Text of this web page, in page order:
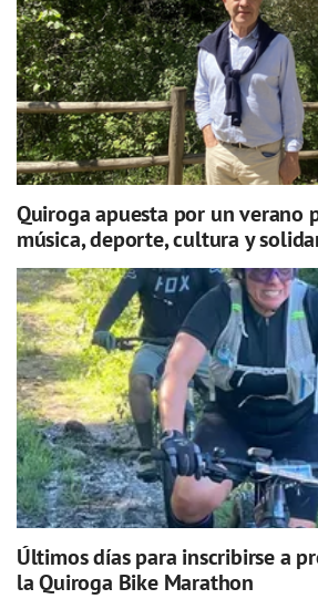
Quiroga apuesta por un verano
música, deporte, cultura y
Últimos días para inscribirse a
la Quiroga Bike Marathon